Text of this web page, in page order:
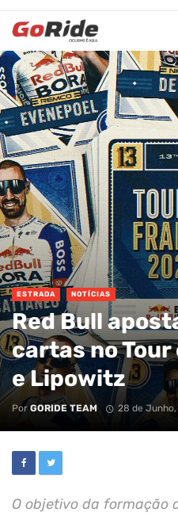
ESTRADA NOTÍCIAS
Red Bull
cartas no Tour
e Lipowitz
Por GORIDE TEAM 28 de
O objetivo da formação